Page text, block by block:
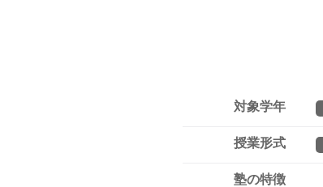
対象学年
授業形式
塾の特徴